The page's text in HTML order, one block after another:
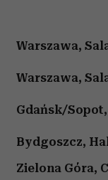
Warszawa,
Warszawa,
Gdańsk/
Bydgoszcz,
Zielona Góra,